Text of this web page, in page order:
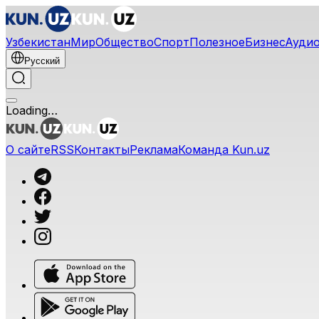
УзбекистанМирОбществоСпортПолезноеБизнес
Русский
Loading…
О сайтеRSSКонтактыРекламаКоманда Kun.uz